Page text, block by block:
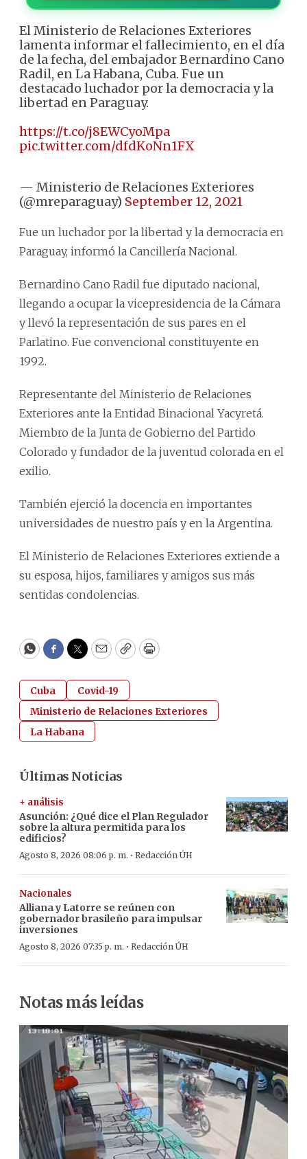
El Ministerio de Relaciones Exteriores
lamenta informar el fallecimiento, en el día
de la fecha, del embajador Bernardino Cano
Radil, en La Habana, Cuba. Fue un
destacado luchador por la democracia y la
libertad en Paraguay.
https://t.co/j8EWCyoMpa
pic.twitter.com/dfdKoNn1FX
— Ministerio de Relaciones Exteriores
(@mreparaguay) September 12, 2021
Fue un luchador por la libertad y la democracia en
Paraguay, informó la Cancillería Nacional.
Bernardino Cano Radil fue diputado nacional,
llegando a ocupar la vicepresidencia de la Cámara
y llevó la representación de sus pares en el
Parlatino. Fue convencional constituyente en
1992.
Representante del Ministerio de Relaciones
Exteriores ante la Entidad Binacional Yacyretá.
Miembro de la Junta de Gobierno del Partido
Colorado y fundador de la juventud colorada en el
exilio.
También ejerció la docencia en importantes
universidades de nuestro país y en la Argentina.
El Ministerio de Relaciones Exteriores extiende a
su esposa, hijos, familiares y amigos sus más
sentidas condolencias.
WhatsApp
Facebook
Twitter
EmailCopyPrint
Cuba
Covid-19
Ministerio de Relaciones Exteriores
La Habana
Últimas Noticias
+ análisis
Asunción: ¿Qué dice el Plan Regulador
sobre la altura permitida para los
edificios?
Agosto 8, 2026 08:06 p. m. · Redacción ÚH
Nacionales
Alliana y Latorre se reúnen con
gobernador brasileño para impulsar
inversiones
Agosto 8, 2026 07:35 p. m. · Redacción ÚH
Notas más leídas